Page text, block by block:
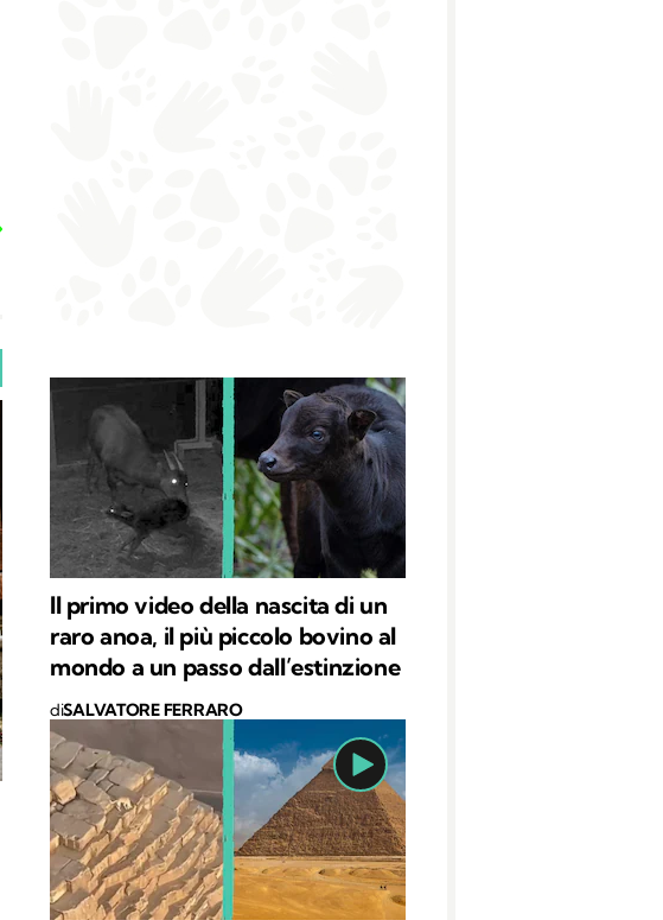
Il primo video della nascita di un
raro anoa, il più piccolo bovino al
mondo a un passo dall’estinzione
diSALVATORE FERRARO